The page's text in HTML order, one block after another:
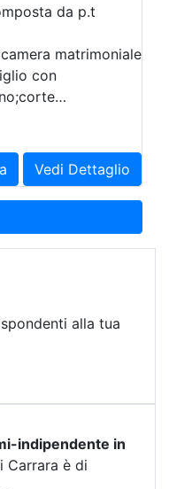
da p.t
matrimoniale
con
Vedi Dettaglio
alla tua
indipendente in
Carrara è di